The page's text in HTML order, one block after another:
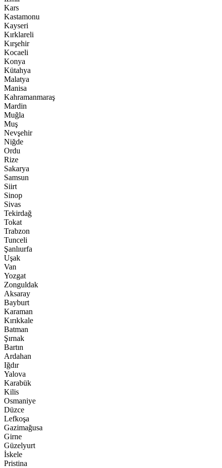
Kars
Kastamonu
Kayseri
Kırklareli
Kırşehir
Kocaeli
Konya
Kütahya
Malatya
Manisa
Kahramanmaraş
Mardin
Muğla
Muş
Nevşehir
Niğde
Ordu
Rize
Sakarya
Samsun
Siirt
Sinop
Sivas
Tekirdağ
Tokat
Trabzon
Tunceli
Şanlıurfa
Uşak
Van
Yozgat
Zonguldak
Aksaray
Bayburt
Karaman
Kırıkkale
Batman
Şırnak
Bartın
Ardahan
Iğdır
Yalova
Karabük
Kilis
Osmaniye
Düzce
Lefkoşa
Gazimağusa
Girne
Güzelyurt
İskele
Pristina